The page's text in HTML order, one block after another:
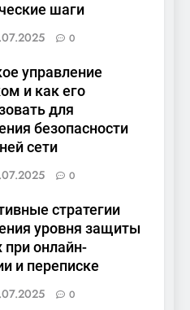
шаги
0
управление
и как его
для
безопасности
сети
0
стратегии
уровня защиты
при онлайн-
и переписке
0